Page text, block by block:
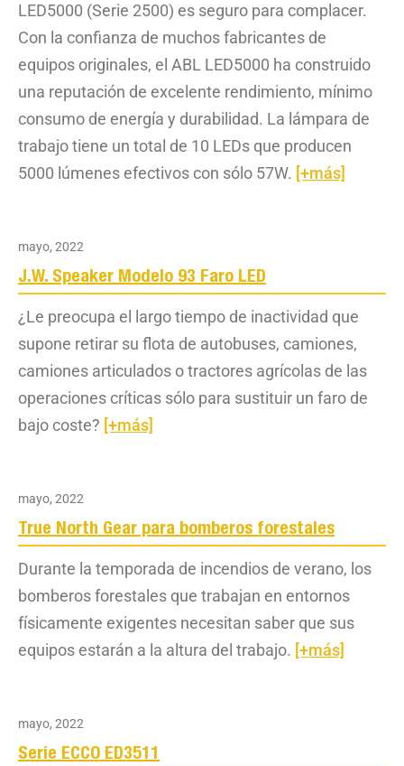
LED5000 (Serie 2500) es seguro para complacer.
Con la confianza de muchos fabricantes de
equipos originales, el ABL LED5000 ha construido
una reputación de excelente rendimiento, mínimo
consumo de energía y durabilidad. La lámpara de
trabajo tiene un total de 10 LEDs que producen
5000 lúmenes efectivos con sólo 57W. [+más]
mayo, 2022
J.W. Speaker Modelo 93 Faro LED
¿Le preocupa el largo tiempo de inactividad que
supone retirar su flota de autobuses, camiones,
camiones articulados o tractores agrícolas de las
operaciones críticas sólo para sustituir un faro de
bajo coste? [+más]
mayo, 2022
True North Gear para bomberos forestales
Durante la temporada de incendios de verano, los
bomberos forestales que trabajan en entornos
físicamente exigentes necesitan saber que sus
equipos estarán a la altura del trabajo. [+más]
mayo, 2022
Serie ECCO ED3511